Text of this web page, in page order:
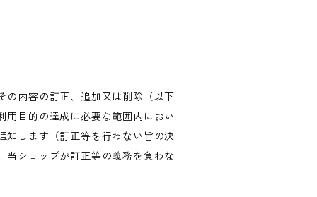
の内容の訂正、追加又は削除（以下
用目的の達成に必要な範囲内におい
知します（訂正等を行わない旨の決
ショップが訂正等の義務を負わな